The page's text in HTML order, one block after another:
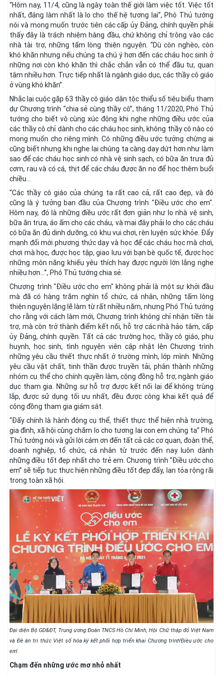
“Hôm nay, 11/4, cũng là ngày toàn thế giới làm việc tốt. Việc tốt
nhất, đáng làm nhất là lo cho thế hệ tương lai”, Phó Thủ tướng
nói và mong muốn trước tiên các cấp ủy Đảng, chính quyền phải
thấy đây là trách nhiệm hàng đầu, chứ không chỉ trông vào các
nhà tài trợ, những tấm lòng thiện nguyện. “Dù còn nghèo, còn
khó khăn nhưng nếu chúng ta chú ý hơn đến các cháu học sinh ở
những nơi còn khó khăn thì chắc chắn vẫn có thể đầu tư, quan
tâm nhiều hơn. Trực tiếp nhất là ngành giáo dục, các thầy cô giáo
ở vùng khó khăn”.
Nhắc lại cuộc gặp 63 thầy cô giáo dân tộc thiểu số tiêu biểu tham
dự Chương trình “chia sẻ cùng thầy cô”, tháng 11/2020, Phó Thủ
tướng cho biết vô cùng xúc động khi nghe những điều ước của
các thầy cô chỉ dành cho các cháu học sinh, không thầy cô nào có
mong muốn cho riêng mình. Có những điều ước tưởng chừng ai
cũng biết nhưng khi nghe lại chúng ta càng day dứt hơn như làm
sao để các cháu học sinh có nhà vệ sinh sạch, có bữa ăn trưa đủ
cơm, rau và có cá, thịt để các cháu được ăn no để học thêm buổi
chiều...
“Các thầy cô giáo của chúng ta rất cao cả, rất cao đẹp, và đó
cũng là ý tưởng ban đầu của Chương trình "Điều ước cho em".
Hôm nay, đó là những điều ước rất đơn giản như lo nhà vệ sinh,
bữa ăn trưa, áo ấm cho các cháu, và mai đây phải lo cho các cháu
có bữa ăn đủ dinh dưỡng, có khu vui chơi, rèn luyện sức khỏe. Đẩy
mạnh đổi mới phương thức dạy và học để các cháu học mà chơi,
chơi mà học, được học tập, giao lưu với bạn bè quốc tế, được học
những môn năng khiếu yêu thích hay được người lớn lắng nghe
nhiều hơn…”, Phó Thủ tướng chia sẻ.
Chương trình "Điều ước cho em" không phải là một sự khởi đầu
mà đã có hàng trăm nghìn tổ chức, cá nhân, những tấm lòng
thiện nguyện lặng lẽ làm từ rất nhiều năm, nhưng Phó Thủ tướng
cho rằng với cách làm mới, Chương trình không chỉ nhận tiền tài
trợ, mà còn trở thành điểm kết nối, hỗ trợ các nhà hảo tâm, cấp
ủy Đảng, chính quyền. Tất cả các trường học, thầy cô giáo, phụ
huynh, học sinh, tình nguyện viên cập nhật lên Chương trình
những yêu cầu thiết thực nhất ở trường mình, lớp mình. Những
yêu cầu vật chất, tinh thần được truyền tải, phân thành những
nhóm cụ thể cho chính quyền làm, cộng đồng hỗ trợ, ngành giáo
dục tham gia. Những sự hỗ trợ được kết nối lại để không trùng
lắp, được sử dụng tối ưu nhất, đều được công khai kết quả để
cộng đồng tham gia giám sát.
“Đấy chính là hành động cụ thể, thiết thực thể hiện nhà trường,
gia đình, xã hội cùng chăm lo cho tương lai con em chúng ta” Phó
Thủ tướng nói và gửi lời cám ơn đến tất cả các cơ quan, đoàn thể,
doanh nghiệp, tổ chức, cá nhân từ trước đến nay luôn dành
những điều tốt đẹp nhất cho trẻ em. Chương trình “Điều ước cho
em” sẽ tiếp tục thực hiện những điều tốt đẹp đấy, lan tỏa rộng rãi
trong toàn xã hội.
Đại diện Bộ GD&ĐT, Trung ương Đoàn TNCS Hồ Chí Minh, Hội Chữ thập đỏ Việt Nam
và Đề án tri thức Việt số hóa ký kết phối hợp triển khai Chương trình'Điều ước cho
em'.
Chạm đến những ước mơ nhỏ nhất